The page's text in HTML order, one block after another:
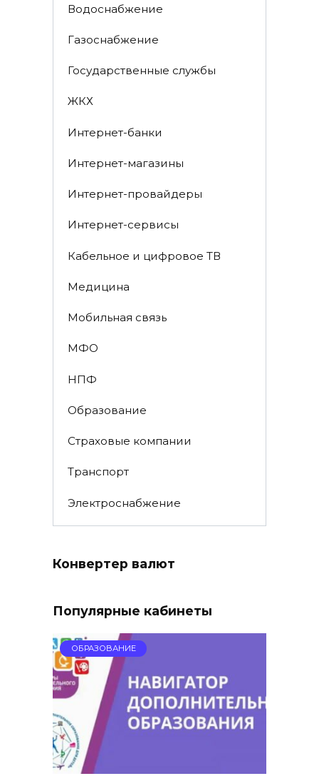
Водоснабжение
Газоснабжение
Государственные службы
ЖКХ
Интернет-банки
Интернет-магазины
Интернет-провайдеры
Интернет-сервисы
Кабельное и цифровое ТВ
Медицина
Мобильная связь
МФО
НПФ
Образование
Страховые компании
Транспорт
Электроснабжение
Конвертер валют
Популярные кабинеты
ОБРАЗОВАНИЕ